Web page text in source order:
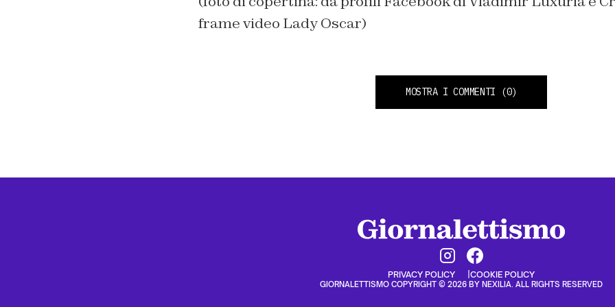
frame video Lady Oscar)
MOSTRA I COMMENTI (0)
PRIVACY POLICY COOKIE POLICY
GIORNALETTISMO COPYRIGHT © 2026 BY NEXILIA. ALL RIGHTS RESERVED